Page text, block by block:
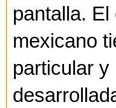
pantalla.
mexicano
particular y